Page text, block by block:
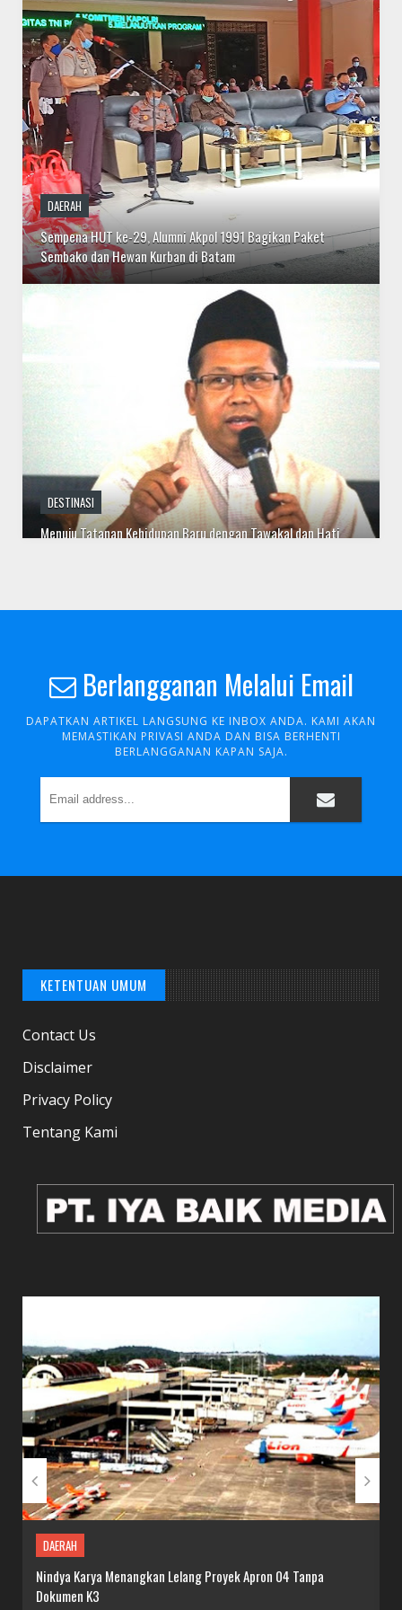
DAERAH
Sempena HUT ke-29, Alumni Akpol 1991 Bagikan Paket
Sembako dan Hewan Kurban di Batam
DESTINASI
Menuju Tatanan Kehidupan Baru dengan Tawakal dan Hati
Bersih
DUNIA
Conference Aplikasi ZOOM
FOKUS
Benny Tjokro Harus Bayar Uang Pengganti Rp 6 T
DAERAH
Nindya Karya Menangkan Lelang Proyek Apron 04 Tanpa
Dokumen K3
Berlangganan Melalui Email
DAPATKAN ARTIKEL LANGSUNG KE INBOX ANDA. KAMI AKAN
MEMASTIKAN PRIVASI ANDA DAN BISA BERHENTI
BERLANGGANAN KAPAN SAJA.
KETENTUAN UMUM
Contact Us
Disclaimer
Privacy Policy
Tentang Kami
DAERAH
Nindya Karya Menangkan Lelang Proyek Apron 04 Tanpa
Dokumen K3
 